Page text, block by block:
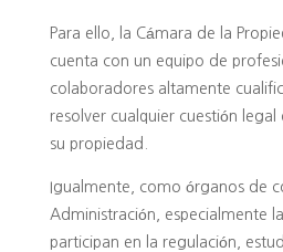
Para ello, la Cámara de la
cuenta con un equipo de
colaboradores altamente
resolver cualquier cuestión
su propiedad.
Igualmente, como órganos de
Administración, especialmente
participan en la regulación,